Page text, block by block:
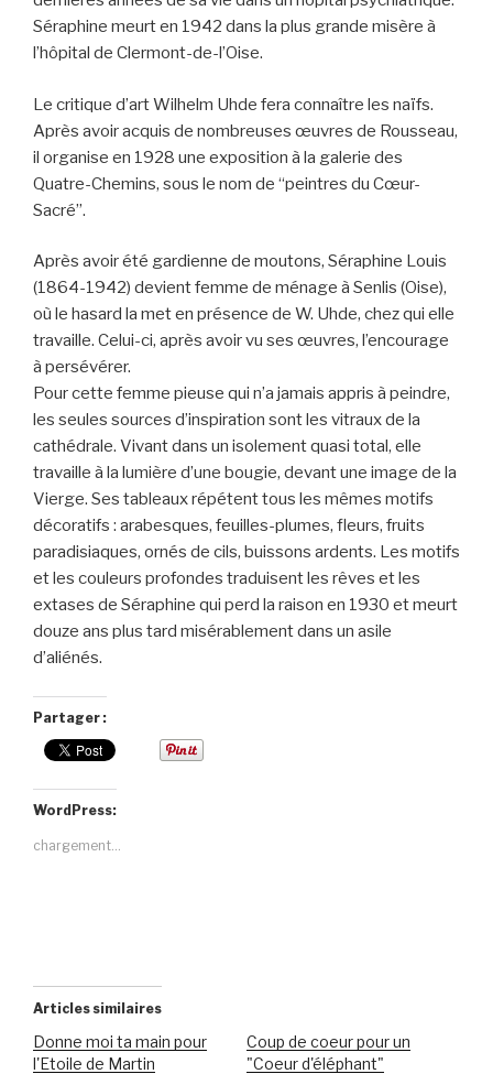
Séraphine meurt en 1942 dans la plus grande misère à
l’hôpital de Clermont-de-l’Oise.
Le critique d’art Wilhelm Uhde fera connaître les naïfs.
Après avoir acquis de nombreuses œuvres de Rousseau,
il organise en 1928 une exposition à la galerie des
Quatre-Chemins, sous le nom de “peintres du Cœur-
Sacré”.
Après avoir été gardienne de moutons, Séraphine Louis
(1864-1942) devient femme de ménage à Senlis (Oise),
où le hasard la met en présence de W. Uhde, chez qui elle
travaille. Celui-ci, après avoir vu ses œuvres, l’encourage
à persévérer.
Pour cette femme pieuse qui n’a jamais appris à peindre,
les seules sources d’inspiration sont les vitraux de la
cathédrale. Vivant dans un isolement quasi total, elle
travaille à la lumière d’une bougie, devant une image de la
Vierge. Ses tableaux répétent tous les mêmes motifs
décoratifs : arabesques, feuilles-plumes, fleurs, fruits
paradisiaques, ornés de cils, buissons ardents. Les motifs
et les couleurs profondes traduisent les rêves et les
extases de Séraphine qui perd la raison en 1930 et meurt
douze ans plus tard misérablement dans un asile
d’aliénés.
Partager :
WordPress:
chargement…
Articles similaires
Donne moi ta main pour
l'Etoile de Martin
Coup de coeur pour un
"Coeur d'éléphant"